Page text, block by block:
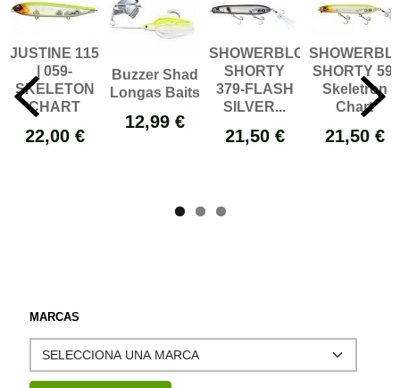
MARCAS
JUSTINE 115
| 059-
SKELETON
CHART
22,00 €
Buzzer Shad
Longas Baits
12,99 €
SHOWERBLOWS
SHORTY
379-FLASH
SILVER...
21,50 €
SHORTY 59-
Skeletron
Chart
21,50 €